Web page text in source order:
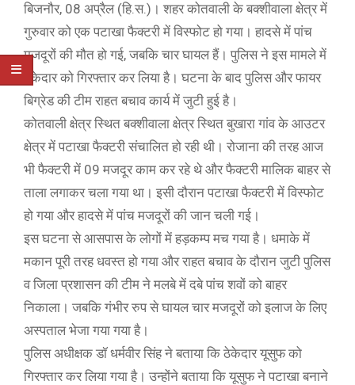
बिजनौर, 08 अप्रैल (हि.स.)। शहर कोतवाली के बक्शीवाला क्षेत्र में
गुरुवार को एक पटाखा फैक्टरी में विस्फोट हो गया। हादसे में पांच
मजदूरों की मौत हो गई, जबकि चार घायल हैं। पुलिस ने इस मामले में
ठेकेदार को गिरफ्तार कर लिया है। घटना के बाद पुलिस और फायर
बिग्रेड की टीम राहत बचाव कार्य में जुटी हुई है।
कोतवाली क्षेत्र स्थित बक्शीवाला क्षेत्र स्थित बुखारा गांव के आउटर
क्षेत्र में पटाखा फैक्टरी संचालित हो रही थी। रोजाना की तरह आज
भी फैक्टरी में 09 मजदूर काम कर रहे थे और फैक्टरी मालिक बाहर से
ताला लगाकर चला गया था। इसी दौरान पटाखा फैक्टरी में विस्फोट
हो गया और हादसे में पांच मजदूरों की जान चली गई।
इस घटना से आसपास के लोगों में हड़कम्प मच गया है। धमाके में
मकान पूरी तरह धवस्त हो गया और राहत बचाव के दौरान जुटी पुलिस
व जिला प्रशासन की टीम ने मलबे में दबे पांच शवों को बाहर
निकाला। जबकि गंभीर रुप से घायल चार मजदूरों को इलाज के लिए
अस्पताल भेजा गया गया है।
पुलिस अधीक्षक डॉ धर्मवीर सिंह ने बताया कि ठेकेदार यूसुफ को
गिरफ्तार कर लिया गया है। उन्होंने बताया कि यूसुफ ने पटाखा बनाने